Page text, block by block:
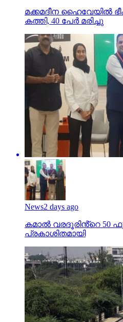
മക്കമദീന ഹൈവേയില്‍
കത്തി, 40 പേര്‍ മരിച്ചു
News2 days ago
കമാൽ വരദൂരിൻ്റെ
പ്രകാശിതമായി